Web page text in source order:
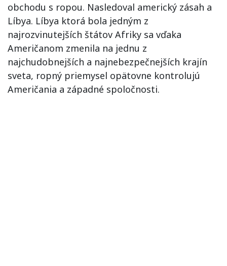
obchodu s ropou. Nasledoval americký zásah a
Líbya. Líbya ktorá bola jedným z
najrozvinutejších štátov Afriky sa vďaka
Američanom zmenila na jednu z
najchudobnejších a najnebezpečnejších krajín
sveta, ropný priemysel opätovne kontrolujú
Američania a západné spoločnosti.